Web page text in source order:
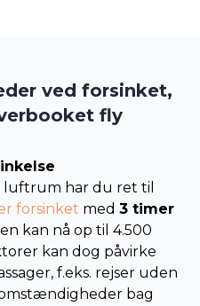
ved forsinket,
fly
luftrum har du ret til
forsinket med 3 timer
kan nå op til 4.500
kan dog påvirke
f.eks. rejser uden
bag